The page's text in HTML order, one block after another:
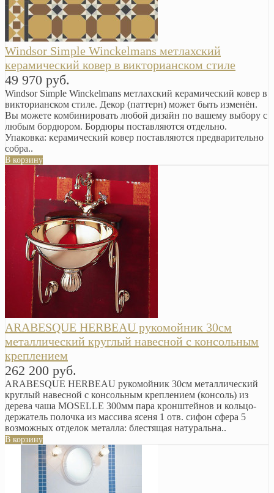
Windsor Simple Winckelmans метлахский
керамический ковер в викторианском стиле
49 970 руб.
Windsor Simple Winckelmans метлахский керамический ковер в
викторианском стиле. Декор (паттерн) может быть изменён.
Вы можете комбинировать любой дизайн по вашему выбору с
любым бордюром. Бордюры поставляются отдельно.
Упаковка: керамический ковер поставляются предварительно
собра..
В корзину
ARABESQUE HERBEAU рукомойник 30см
металлический круглый навесной с консольным
креплением
262 200 руб.
ARABESQUE HERBEAU рукомойник 30см металлический
круглый навесной с консольным креплением (консоль) из
дерева чаша MOSELLE 300мм пара кронштейнов и кольцо-
держатель полочка из массива ясеня 1 отв. сифон сфера 5
возможных отделок металла: блестящая натуральна..
В корзину